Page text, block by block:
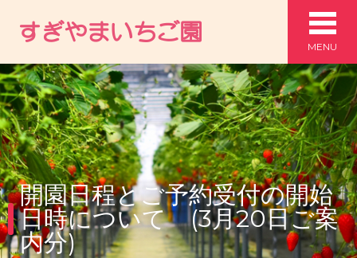
MENU
開園日程とご予約受付の開始
日時について (3月20日ご案
内分)